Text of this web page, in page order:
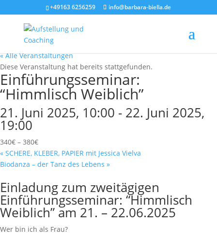
+49163 6256259 info@barbara-biella.de
« Alle Veranstaltungen
Diese Veranstaltung hat bereits stattgefunden.
Einführungsseminar:
“Himmlisch Weiblich”
21. Juni 2025, 10:00 - 22. Juni 2025,
19:00
340€ – 380€
« SCHERE, KLEBER, PAPIER mit Jessica Vielva
Biodanza – der Tanz des Lebens »
Einladung zum zweitägigen
Einführungsseminar: “Himmlisch
Weiblich” am 21. – 22.06.2025
Wer bin ich als Frau?